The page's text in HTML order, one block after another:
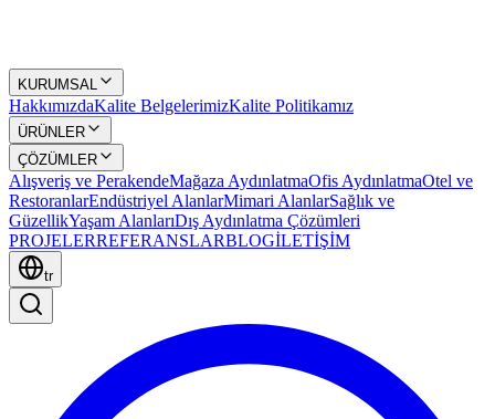
KURUMSAL
HakkımızdaKalite BelgelerimizKalite Politikamız
ÜRÜNLER
ÇÖZÜMLER
Alışveriş ve PerakendeMağaza AydınlatmaOfis AydınlatmaOtel ve
RestoranlarEndüstriyel AlanlarMimari AlanlarSağlık ve
GüzellikYaşam AlanlarıDış Aydınlatma Çözümleri
PROJELERREFERANSLARBLOGİLETİŞİM
tr